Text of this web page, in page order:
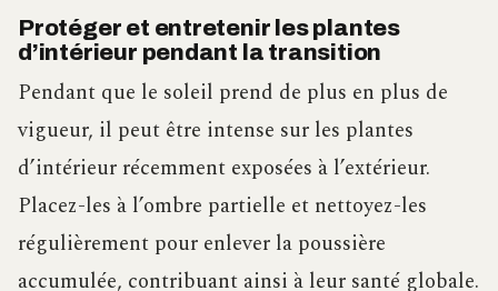
Protéger et entretenir les plantes
d’intérieur pendant la transition
Pendant que le soleil prend de plus en plus de
vigueur, il peut être intense sur les plantes
d’intérieur récemment exposées à l’extérieur.
Placez-les à l’ombre partielle et nettoyez-les
régulièrement pour enlever la poussière
accumulée, contribuant ainsi à leur santé globale.